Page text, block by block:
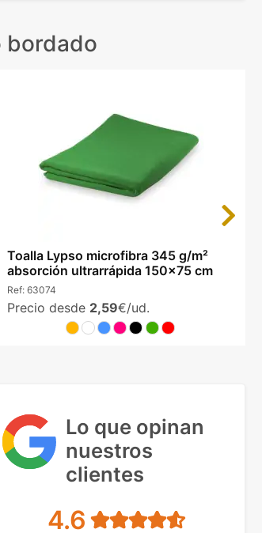
bordado
Toalla Lypso microfibra 345 g/m²
absorción ultrarrápida 150x75 cm
Ref: 63074
Precio desde 2,59€/ud.
Next
Lo que opinan
nuestros
clientes
4.6